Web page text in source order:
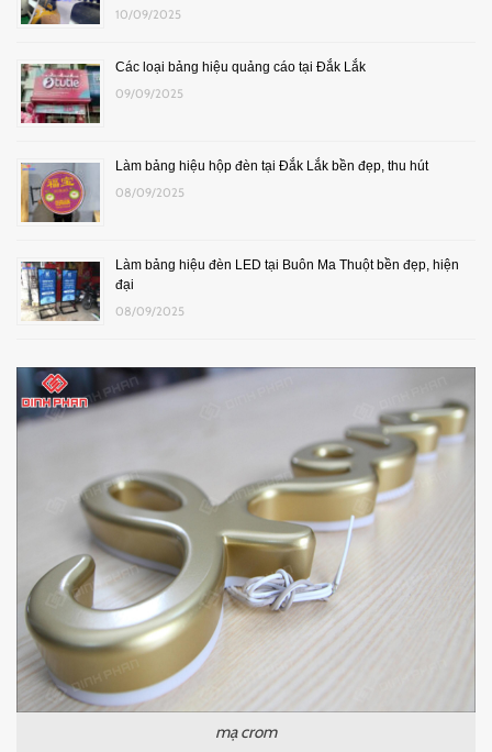
10/09/2025
Các loại bảng hiệu quảng cáo tại Đắk Lắk
09/09/2025
Làm bảng hiệu hộp đèn tại Đắk Lắk bền đẹp, thu hút
08/09/2025
Làm bảng hiệu đèn LED tại Buôn Ma Thuột bền đẹp, hiện
đại
08/09/2025
mạ crom